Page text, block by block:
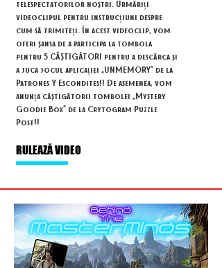
telespectatorilor noștri. Urmăriți
videoclipul pentru instrucțiuni despre
cum să trimiteți. În acest videoclip, vom
oferi șansa de a participa la tombola
pentru 5 CÂȘTIGĂTORI pentru a descărca și
a juca jocul aplicației „UNMEMORY” de la
Patrones Y Escondites!! De asemenea, vom
anunța câștigătorii tombolei „Mystery
Goodie Box” de la Crytogram Puzzle
Post!!
RULEAZĂ VIDEO